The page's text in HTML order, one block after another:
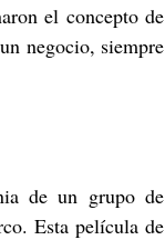
el concepto de
negocio, siempre
Esta película de